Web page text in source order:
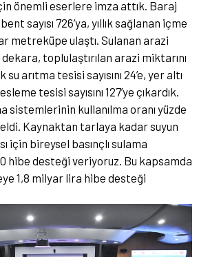
önemli eserlere imza attık. Baraj
bent sayısı 726’ya, yıllık sağlanan içme
metreküpe ulaştı. Sulanan arazi
dekara, toplulaştırılan arazi miktarını
arıtma tesisi sayısını 24’e, yer altı
tesisi sayısını 127’ye çıkardık.
sistemlerinin kullanılma oranı yüzde
Kaynaktan tarlaya kadar suyun
için bireysel basınçlı sulama
hibe desteği veriyoruz. Bu kapsamda
1,8 milyar lira hibe desteği